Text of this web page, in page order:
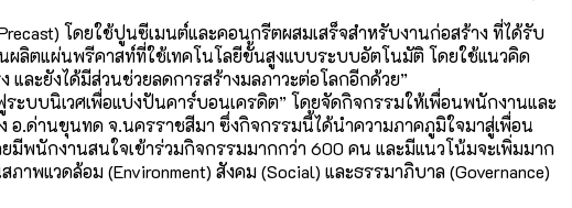
โดยใช้ปูนซีเมนต์และคอนกรีตผสมเสร็จสำหรับงานก่อสร้าง ที่ได้รับ
ผลิตแผ่นพรีคาสท์ที่ใช้เทคโนโลยีขั้นสูงแบบระบบอัตโนมัติ โดยใช้แนวคิด
ละยังได้มีส่วนช่วยลดการสร้างมลภาวะต่อโลกอีกด้วย”
ะบบนิเวศเพื่อแบ่งปันคาร์บอนเครดิต” โดยจัดกิจกรรมให้เพื่อนพนักงานและ
.ด่านขุนทด จ.นครราชสีมา ซึ่งกิจกรรมนี้ได้นำความภาคภูมิใจมาสู่เพื่อน
มีพนักงานสนใจเข้าร่วมกิจกรรมมากกว่า 600 คน และมีแนวโน้มจะเพิ่มมาก
แวดล้อม (Environment) สังคม (Social) และธรรมาภิบาล (Governance)